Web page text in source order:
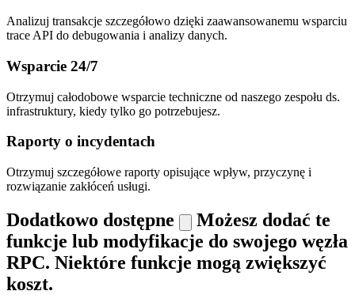
Analizuj transakcje szczegółowo dzięki zaawansowanemu wsparciu
trace API do debugowania i analizy danych.
Wsparcie 24/7
Otrzymuj całodobowe wsparcie techniczne od naszego zespołu ds.
infrastruktury, kiedy tylko go potrzebujesz.
Raporty o incydentach
Otrzymuj szczegółowe raporty opisujące wpływ, przyczynę i
rozwiązanie zakłóceń usługi.
Dodatkowo dostępne
Możesz dodać te
funkcje lub modyfikacje do swojego węzła
RPC. Niektóre funkcje mogą zwiększyć
koszt.